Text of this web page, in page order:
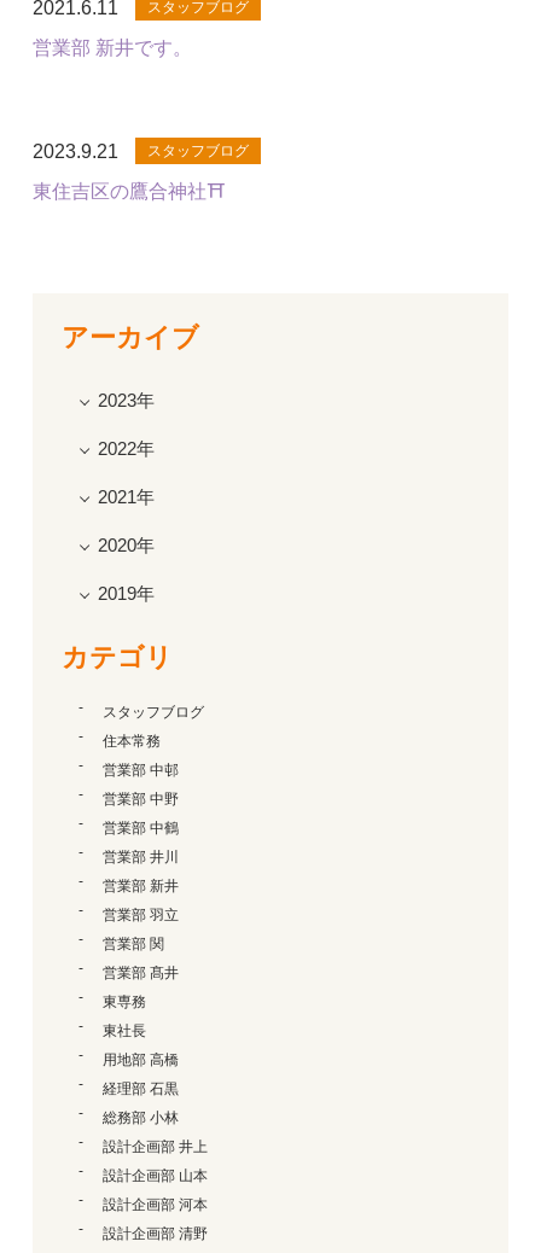
2021.6.11 スタッフブログ
営業部 新井です。
2023.9.21 スタッフブログ
東住吉区の鷹合神社⛩️
アーカイブ
2023年
2022年
2021年
2020年
2019年
カテゴリ
スタッフブログ
住本常務
営業部 中邨
営業部 中野
営業部 中鶴
営業部 井川
営業部 新井
営業部 羽立
営業部 関
営業部 髙井
東専務
東社長
用地部 高橋
経理部 石黒
総務部 小林
設計企画部 井上
設計企画部 山本
設計企画部 河本
設計企画部 清野